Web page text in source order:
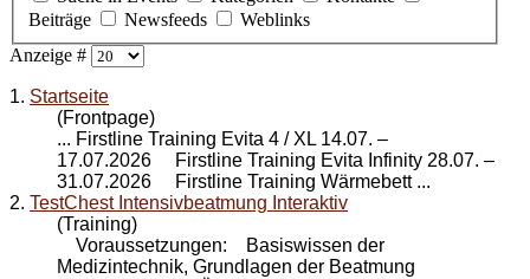
Beiträge
Newsfeeds
Weblinks
Anzeige #
1. Startseite
(Frontpage)
... Firstline Training Evita 4 /XL 14.07. –
17.07.2026 Firstline Training Evita Infinity 28.07. –
31.07.2026 Firstline Training Wärmebett ...
2. TestChest Intensivbeatmung Interaktiv
(Training)
Voraussetzungen: Basiswissen der
Medizintechnik, Grundlagen der Beatmung